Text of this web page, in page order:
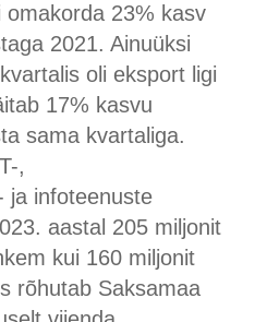
omakorda 23% kasv
2021. Ainuüksi
oli eksport ligi
17% kasvu
sama kvartaliga.
,
ja infoteenuste
aastal 205 miljonit
kui 160 miljonit
rõhutab Saksamaa